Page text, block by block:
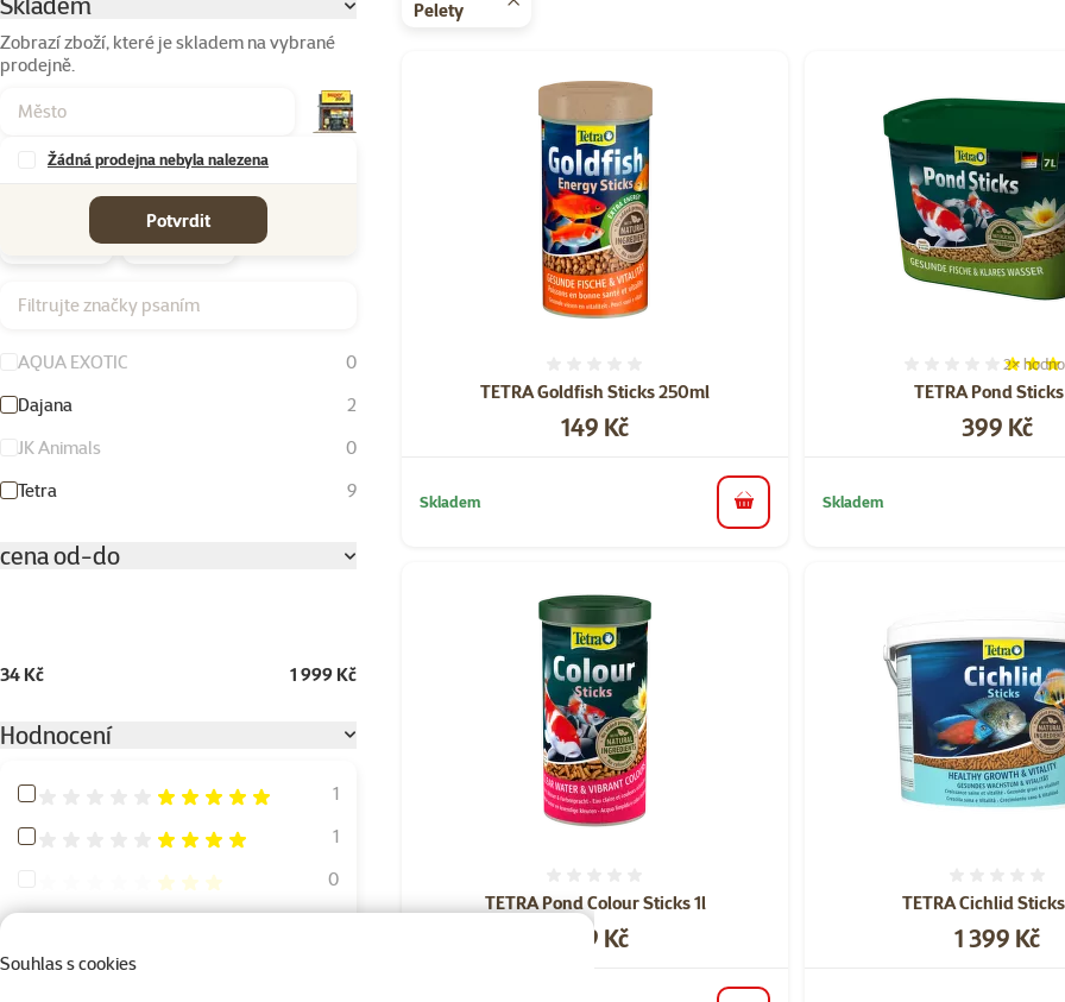
Souhlas s cookies
Zobrazí zboží, které je skladem na vybrané
prodejně.
Žádná prodejna nebyla nalezena
Potvrdit
Filtrujte značky psaním
AQUA EXOTIC
0
Dajana
2
JK Animals
0
Tetra
9
cena od-do
34 Kč 1 999 Kč
Hodnocení
Hodnocení 100%
1
Hodnocení 80%
1
Hodnocení 60%
0
Hodnocení 40%
Pelety
TETRA Goldfish Sticks 250ml
Cena
149 Kč
Skladem do košíku
TETRA Pond
2×
Cena
399 Kč
Skladem
TETRA Pond Colour Sticks 1l
Cena
129 Kč
TETRA Cichlid
Cena
1 399 Kč